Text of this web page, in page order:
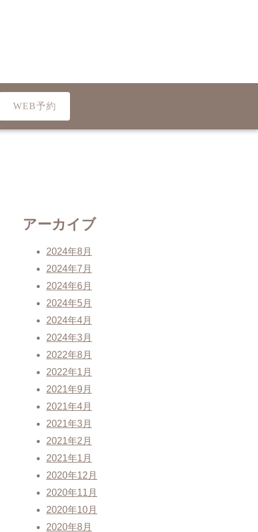
WEB予約
アーカイブ
2024年8月
2024年7月
2024年6月
2024年5月
2024年4月
2024年3月
2022年8月
2022年1月
2021年9月
2021年4月
2021年3月
2021年2月
2021年1月
2020年12月
2020年11月
2020年10月
2020年8月